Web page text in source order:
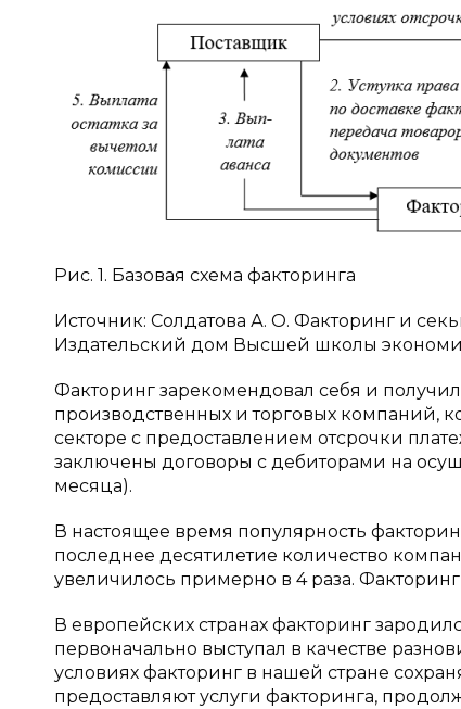
Рис. 1. Базовая схема факторинга
Источник: Солдатова А. О. Факторинг и
Издательский дом Высшей школы
Факторинг зарекомендовал себя и
производственных и торговых компаний,
секторе с предоставлением отсрочки
заключены договоры с дебиторами на
месяца).
В настоящее время популярность
последнее десятилетие количество
увеличилось примерно в 4 раза. Факторинг
В европейских странах факторинг
первоначально выступал в качестве
условиях факторинг в нашей стране
предоставляют услуги факторинга,